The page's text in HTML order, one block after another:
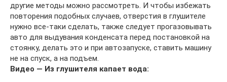
другие методы можно рассмотреть. И чтобы избежать
повторения подобных случаев, отверстия в глушителе
нужно все-таки сделать, также следует прогазовывать
авто для выдувания конденсата перед постановкой на
стоянку, делать это и при автозапуске, ставить машину
не на спуск, а на подъем.
Видео — Из глушителя капает вода: